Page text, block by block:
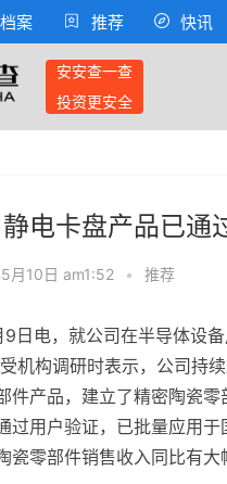
案 推荐 快讯
安安查一查
投资更安全
电卡盘产品已通
月10日 am1:52 • 推荐
9日电，就公司在半导体设
机构调研时表示，公司持
件产品，建立了精密陶瓷
过用户验证，已批量应用
瓷零部件销售收入同比有大